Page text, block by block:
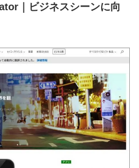
｜ビジネスシーンに向